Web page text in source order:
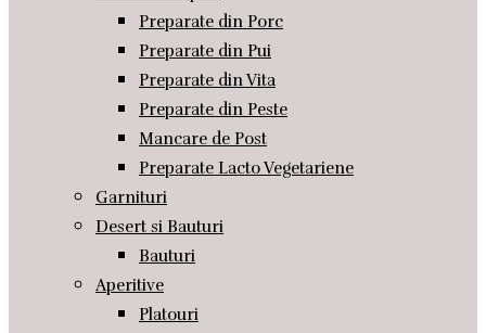
Preparate din Porc
Preparate din Pui
Preparate din Vita
Preparate din Peste
Mancare de Post
Preparate Lacto Vegetariene
Garnituri
Desert si Bauturi
Bauturi
Aperitive
Platouri